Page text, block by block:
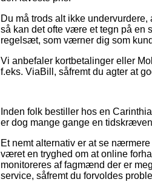
Du må trods alt ikke
så kan det ofte være et tegn på en
regelsæt, som værner dig som
Vi anbefaler kortbetalinger eller
f.eks. ViaBill, såfremt du agter at
Inden folk bestiller hos en
er dog mange gange en
Et nemt alternativ er at se
været en tryghed om at online
monitoreres af fagmænd der er
service, såfremt du forvoldes